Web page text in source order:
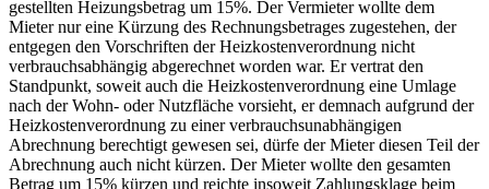
gestellten Heizungsbetrag um 15%. Der Vermieter wollte dem
Mieter nur eine Kürzung des Rechnungsbetrages zugestehen, der
entgegen den Vorschriften der Heizkostenverordnung nicht
verbrauchsabhängig abgerechnet worden war. Er vertrat den
Standpunkt, soweit auch die Heizkostenverordnung eine Umlage
nach der Wohn- oder Nutzfläche vorsieht, er demnach aufgrund der
Heizkostenverordnung zu einer verbrauchsunabhängigen
Abrechnung berechtigt gewesen sei, dürfe der Mieter diesen Teil der
Abrechnung auch nicht kürzen. Der Mieter wollte den gesamten
Betrag um 15% kürzen und reichte insoweit Zahlungsklage beim